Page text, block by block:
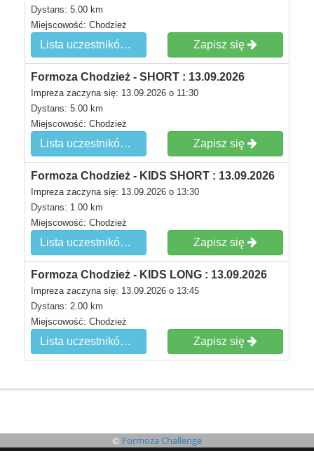
Dystans: 5.00 km
Miejscowość: Chodzież
Lista uczestników Zapisz się
Formoza Chodzież - SHORT : 13.09.2026
Impreza zaczyna się: 13.09.2026 o 11:30
Dystans: 5.00 km
Miejscowość: Chodzież
Lista uczestników Zapisz się
Formoza Chodzież - KIDS SHORT : 13.09.2026
Impreza zaczyna się: 13.09.2026 o 13:30
Dystans: 1.00 km
Miejscowość: Chodzież
Lista uczestników Zapisz się
Formoza Chodzież - KIDS LONG : 13.09.2026
Impreza zaczyna się: 13.09.2026 o 13:45
Dystans: 2.00 km
Miejscowość: Chodzież
Lista uczestników Zapisz się
© Formoza Challenge